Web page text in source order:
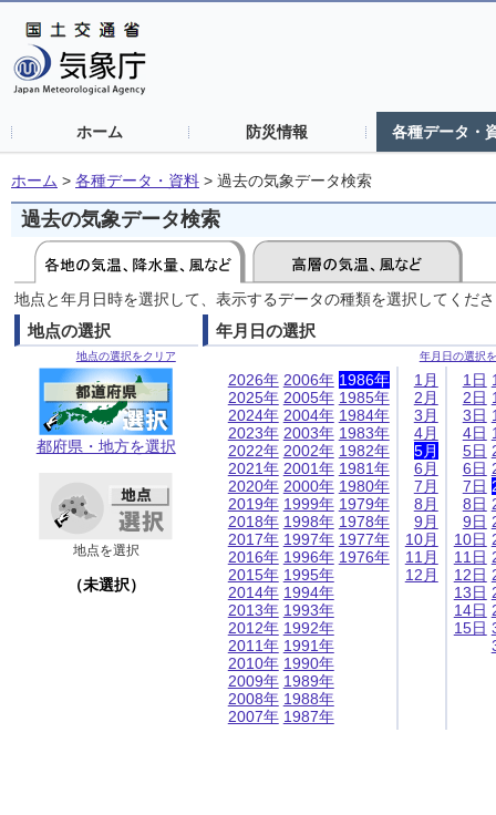
ホーム 防災情報 各種データ・
ホーム > 各種データ・資料 > 過去の気象データ検索
過去の気象データ検索
地点と年月日時を選択して、表示するデータの種類を選択してくだ
地点の選択
地点の選択をクリア
都府県・地方を選択
地点を選択
（未選択）
年月日の選択
年月日の選択
2026年
2025年
2024年
2023年
2022年
2021年
2020年
2019年
2018年
2017年
2016年
2015年
2014年
2013年
2012年
2011年
2010年
2009年
2008年
2007年
2006年
2005年
2004年
2003年
2002年
2001年
2000年
1999年
1998年
1997年
1996年
1995年
1994年
1993年
1992年
1991年
1990年
1989年
1988年
1987年
1986年
1985年
1984年
1983年
1982年
1981年
1980年
1979年
1978年
1977年
1976年
1月
2月
3月
4月
5月
6月
7月
8月
9月
10月
11月
12月
1日
2日
3日
4日
5日
6日
7日
8日
9日
10日
11日
12日
13日
14日
15日